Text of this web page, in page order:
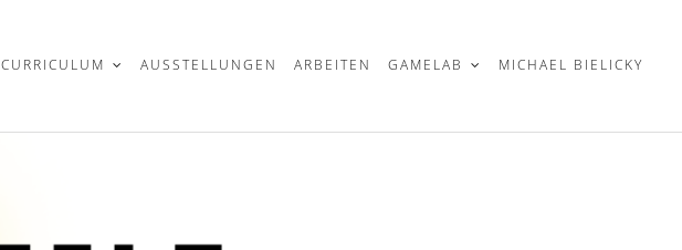
CURRICULUM AUSSTELLUNGEN ARBEITEN GAMELAB MICHAEL BIELICKY